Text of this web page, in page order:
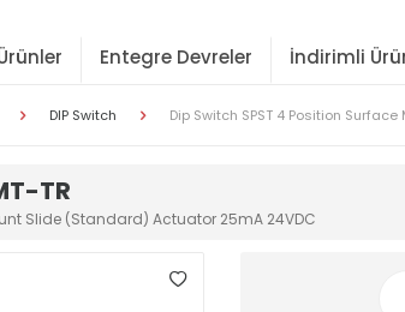
Entegre Devreler İndirimli
DIP Switch Dip Switch SPST 4 Position
TR
Slide (Standard) Actuator 25mA 24VDC